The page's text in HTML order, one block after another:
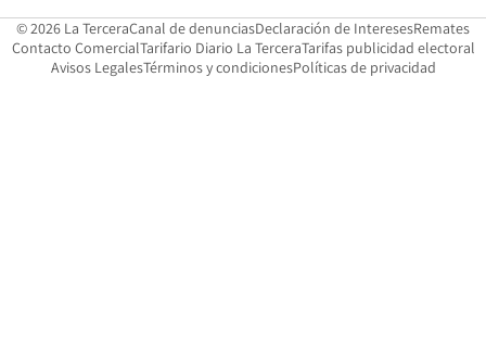
© 2026 La TerceraCanal de denunciasOpens in new window
Declaración de InteresesOpens in
Remates
Contacto ComercialOpens in new window
Tarifario Diario La TerceraOpens in new window
Tarifas publicidad electoral
Avisos LegalesOpens in new window
Términos y condicionesPolíticas de privacidad